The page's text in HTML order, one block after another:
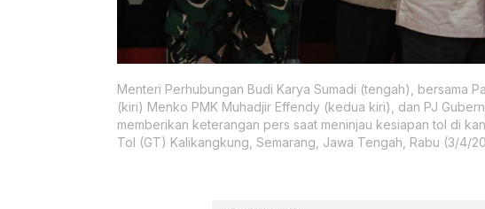
Menteri Perhubungan Budi Karya Sumadi (tengah), bersama
(kiri) Menko PMK Muhadjir Effendy (kedua kiri), dan PJ
memberikan keterangan pers saat meninjau kesiapan tol di
Tol (GT) Kalikangkung, Semarang, Jawa Tengah, Rabu (3/4/